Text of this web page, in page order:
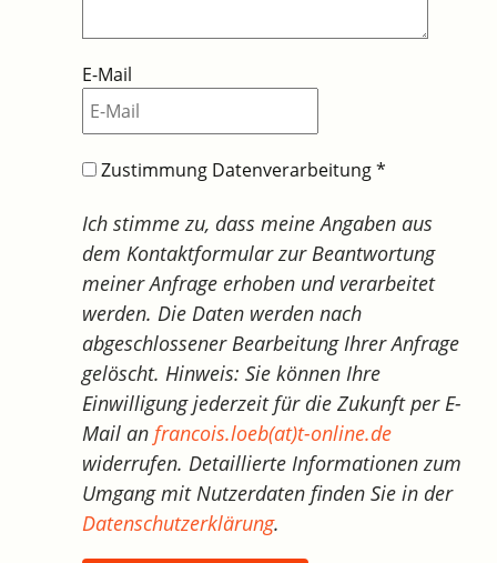
E-Mail
Zustimmung Datenverarbeitung*
Ich stimme zu, dass meine Angaben aus
dem Kontaktformular zur Beantwortung
meiner Anfrage erhoben und verarbeitet
werden. Die Daten werden nach
abgeschlossener Bearbeitung Ihrer Anfrage
gelöscht. Hinweis: Sie können Ihre
Einwilligung jederzeit für die Zukunft per E-
Mail anfrancois.loeb(at)t-online.de
widerrufen. Detaillierte Informationen zum
Umgang mit Nutzerdaten finden Sie in der
Datenschutzerklärung.